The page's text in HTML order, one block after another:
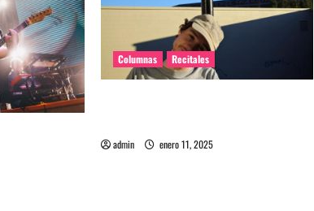
Columnas Recitales
admin enero 11, 2025